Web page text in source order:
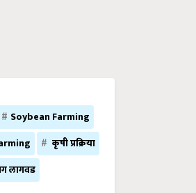
Soybean Farming
कृषी प्रक्रिया
लागवड